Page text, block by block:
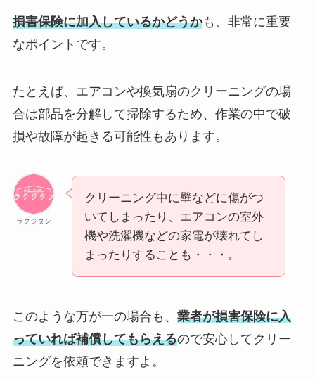
損害保険に加入しているかどうかも、非常に重要
なポイントです。
たとえば、エアコンや換気扇のクリーニングの場
合は部品を分解して掃除するため、作業の中で破
損や故障が起きる可能性もあります。
ラクジタン
クリーニング中に壁などに傷がつ
いてしまったり、エアコンの室外
機や洗濯機などの家電が壊れてし
まったりすることも・・・。
このような万が一の場合も、 業者が損害保険に入
っていれば補償してもらえるので安心してクリー
ニングを依頼できますよ。